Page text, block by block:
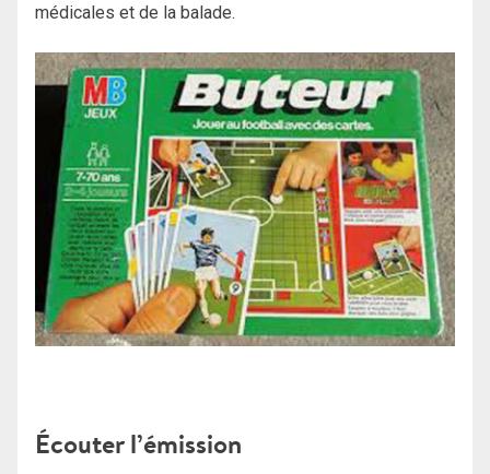
médicales et de la balade.
Écouter l’émission